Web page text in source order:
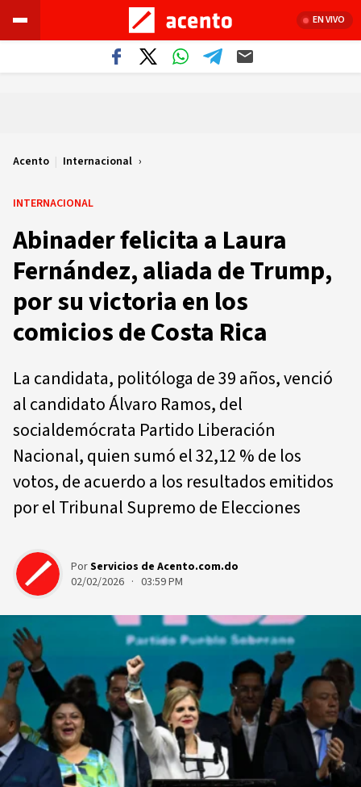
EN VIVO
Acento | Internacional
INTERNACIONAL
Abinader felicita a Laura
Fernández, aliada de Trump,
por su victoria en los
comicios de Costa Rica
La candidata, politóloga de 39 años, venció
al candidato Álvaro Ramos, del
socialdemócrata Partido Liberación
Nacional, quien sumó el 32,12 % de los
votos, de acuerdo a los resultados emitidos
por el Tribunal Supremo de Elecciones
PorServicios de Acento.com.do
02/02/2026 · 03:59 PM